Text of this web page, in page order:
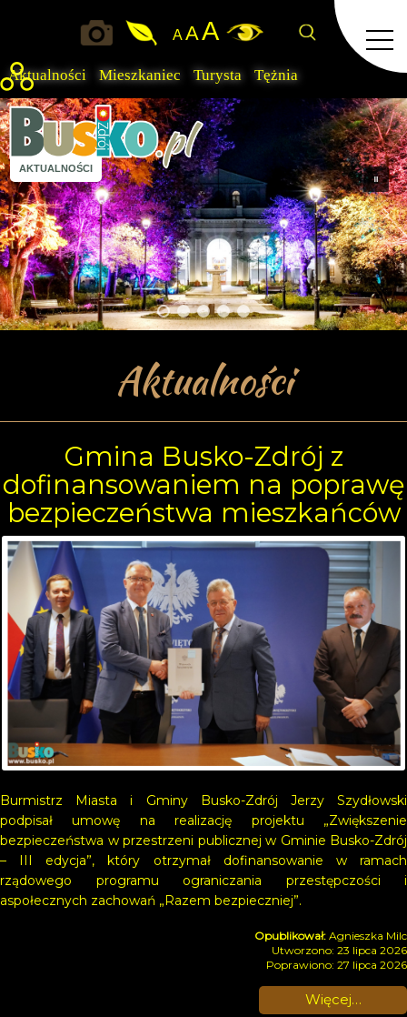
Aktualności Mieszkaniec Turysta Tężnia
A AA
AKTUALNOŚCI
Aktualności
Gmina Busko-Zdrój z
dofinansowaniem na poprawę
bezpieczeństwa mieszkańców
Burmistrz Miasta i Gminy Busko-Zdrój Jerzy Szydłowski
podpisał umowę na realizację projektu „Zwiększenie
bezpieczeństwa w przestrzeni publicznej w Gminie Busko-Zdrój
– III edycja”, który otrzymał dofinansowanie w ramach
rządowego programu ograniczania przestępczości i
aspołecznych zachowań „Razem bezpieczniej”.
Agnieszka Milc
Utworzono: 23 lipca 2026
Poprawiono: 27 lipca 2026
Więcej…